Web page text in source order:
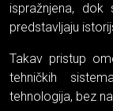
ispražnjena,
predstavljaju
Takav pristup
tehničkih
tehnologija, bez